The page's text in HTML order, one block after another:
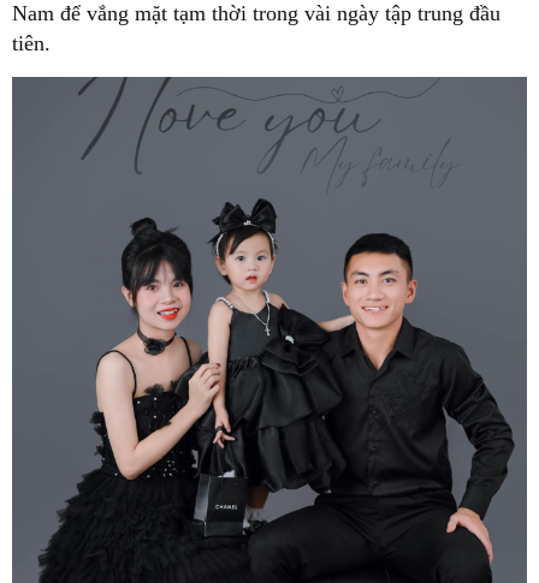
Nam để vắng mặt tạm thời trong vài ngày tập trung đầu
tiên.